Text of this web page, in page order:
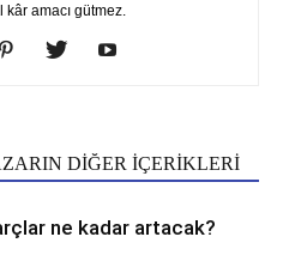
amacı gütmez.
DİĞER İÇERİKLERİ
ne kadar artacak?